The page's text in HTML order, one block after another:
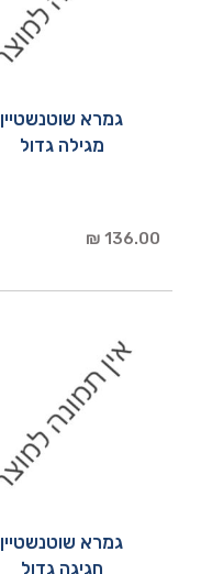
גמרא שוטנשטיין
מגילה גדול
136.00 ₪
גמרא שוטנשטיין
חגיגה גדול